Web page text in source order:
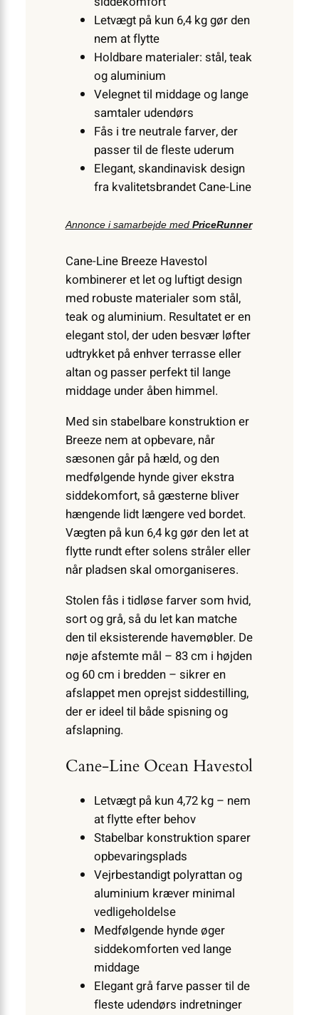
Letvægt på kun 6,4 kg gør den
nem at flytte
Holdbare materialer: stål, teak
og aluminium
Velegnet til middage og lange
samtaler udendørs
Fås i tre neutrale farver, der
passer til de fleste uderum
Elegant, skandinavisk design
fra kvalitetsbrandet Cane-Line
Annonce i samarbejde med PriceRunner
Cane-Line Breeze Havestol
kombinerer et let og luftigt design
med robuste materialer som stål,
teak og aluminium. Resultatet er en
elegant stol, der uden besvær løfter
udtrykket på enhver terrasse eller
altan og passer perfekt til lange
middage under åben himmel.
Med sin stabelbare konstruktion er
Breeze nem at opbevare, når
sæsonen går på hæld, og den
medfølgende hynde giver ekstra
siddekomfort, så gæsterne bliver
hængende lidt længere ved bordet.
Vægten på kun 6,4 kg gør den let at
flytte rundt efter solens stråler eller
når pladsen skal omorganiseres.
Stolen fås i tidløse farver som hvid,
sort og grå, så du let kan matche
den til eksisterende havemøbler. De
nøje afstemte mål – 83 cm i højden
og 60 cm i bredden – sikrer en
afslappet men oprejst siddestilling,
der er ideel til både spisning og
afslapning.
Cane-Line Ocean Havestol
Letvægt på kun 4,72 kg – nem
at flytte efter behov
Stabelbar konstruktion sparer
opbevaringsplads
Vejrbestandigt polyrattan og
aluminium kræver minimal
vedligeholdelse
Medfølgende hynde øger
siddekomforten ved lange
middage
Elegant grå farve passer til de
fleste udendørs indretninger